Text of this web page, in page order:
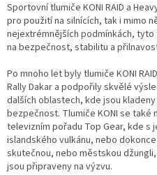
Sportovní tlumiče KONI RAID a
pro použití na silnících, tak i mimo
nejextrémnějších podmínkách,
na bezpečnost, stabilitu a
Po mnoho let byly tlumiče KONI
Rally Dakar a podpořily skvělé
dalších oblastech, kde jsou
bezpečnost. Tlumiče KONI se
televizním pořadu Top Gear, kde s
islandského vulkánu, nebo
skutečnou, nebo městskou džungli,
jsou připraveny na výzvu.